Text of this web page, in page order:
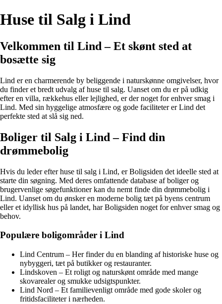
Huse til Salg i Lind
Velkommen til Lind – Et skønt sted at
bosætte sig
Lind er en charmerende by beliggende i naturskønne omgivelser, hvor
du finder et bredt udvalg af huse til salg. Uanset om du er på udkig
efter en villa, rækkehus eller lejlighed, er der noget for enhver smag i
Lind. Med sin hyggelige atmosfære og gode faciliteter er Lind det
perfekte sted at slå sig ned.
Boliger til Salg i Lind – Find din
drømmebolig
Hvis du leder efter huse til salg i Lind, er Boligsiden det ideelle sted at
starte din søgning. Med deres omfattende database af boliger og
brugervenlige søgefunktioner kan du nemt finde din drømmebolig i
Lind. Uanset om du ønsker en moderne bolig tæt på byens centrum
eller et idyllisk hus på landet, har Boligsiden noget for enhver smag og
behov.
Populære boligområder i Lind
Lind Centrum – Her finder du en blanding af historiske huse og
nybyggeri, tæt på butikker og restauranter.
Lindskoven – Et roligt og naturskønt område med mange
skovarealer og smukke udsigtspunkter.
Lind Nord – Et familievenligt område med gode skoler og
fritidsfaciliteter i nærheden.